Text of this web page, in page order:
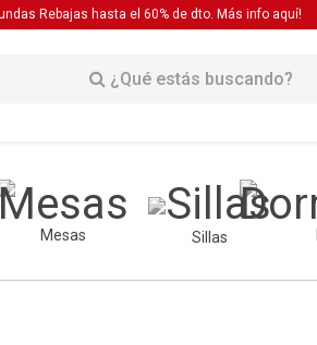
Rebajas hasta el 60% de dto. Más info aquí!
Mesas Sillas